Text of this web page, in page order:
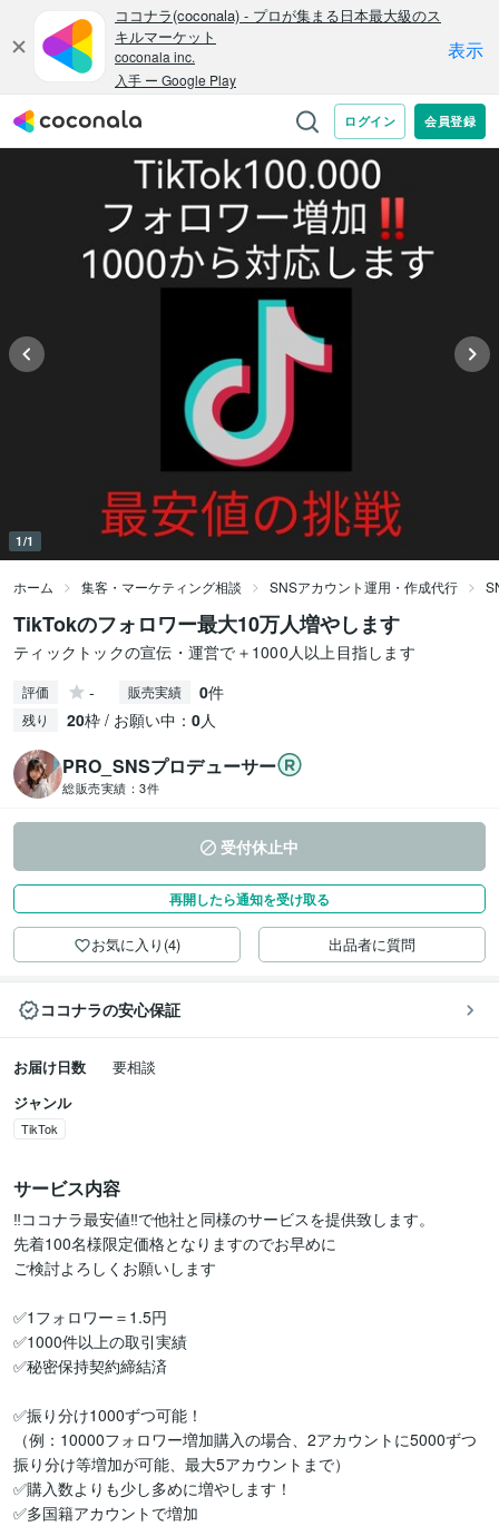
1/1
ホーム 集客・マーケティング相談 SNSアカウント運用・作成代行
TikTokのフォロワー最大10万人増やします
ティックトックの宣伝・運営で＋1000人以上目指します
評価 - 販売実績 0件
残り 20枠 / お願い中： 0人
PRO_SNSプロデューサー
総販売実績： 3件
受付休止中
再開したら通知を受け取る
お気に入り(4) 出品者に質問
ココナラの安心保証
お届け日数
要相談
ジャンル
TikTok
サービス内容
‼️ココナラ最安値‼️で他社と同様のサービスを提供致します。
先着100名様限定価格となりますのでお早めに
ご検討よろしくお願いします
✅1フォロワー＝1.5円
✅1000件以上の取引実績
✅秘密保持契約締結済
✅振り分け1000ずつ可能！
（例：10000フォロワー増加購入の場合、2アカウントに5000ずつ
振り分け等増加が可能、最大5アカウントまで）
✅購入数よりも少し多めに増やします！
✅多国籍アカウントで増加